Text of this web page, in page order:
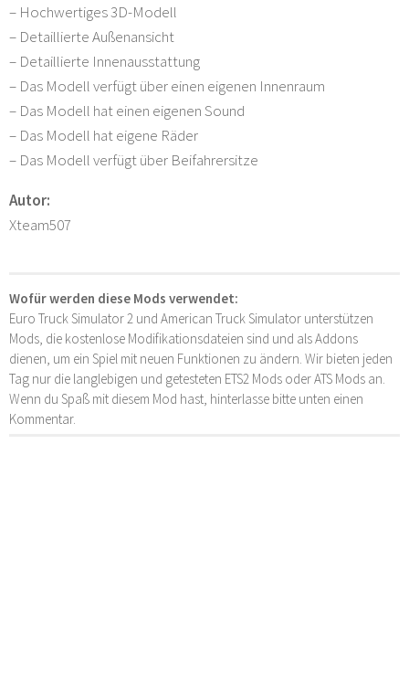
– Hochwertiges 3D-Modell
– Detaillierte Außenansicht
– Detaillierte Innenausstattung
– Das Modell verfügt über einen eigenen Innenraum
– Das Modell hat einen eigenen Sound
– Das Modell hat eigene Räder
– Das Modell verfügt über Beifahrersitze
Autor:
Xteam507
Wofür werden diese Mods verwendet:
Euro Truck Simulator 2 und American Truck Simulator unterstützen
Mods, die kostenlose Modifikationsdateien sind und als Addons
dienen, um ein Spiel mit neuen Funktionen zu ändern. Wir bieten jeden
Tag nur die langlebigen und getesteten ETS2 Mods oder ATS Mods an.
Wenn du Spaß mit diesem Mod hast, hinterlasse bitte unten einen
Kommentar.